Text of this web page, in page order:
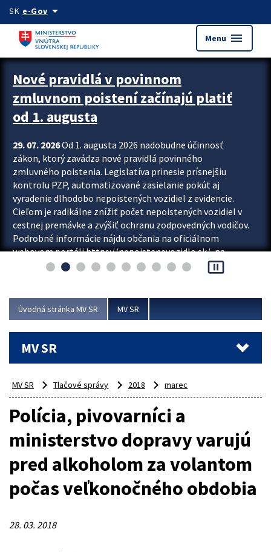
Preskocit na hlavný obsah
SK e-Govarrow_drop_down
Menu menu
Zastavit automatický posun upútavok
Nové pravidlá v povinnom
zmluvnom poistení začínajú platiť
od 1. augusta
29. 07. 2026Od 1. augusta 2026 nadobudne účinnosť
zákon, ktorý zavádza nové pravidlá povinného
zmluvného poistenia. Legislatíva prinesie prísnejšiu
kontrolu PZP, automatizované zasielanie pokút aj
vyradenie dlhodobo nepoistených vozidiel z evidencie.
Cieľom je radikálne znížiť počet nepoistených vozidiel v
cestnej premávke a zvýšiť ochranu zodpovedných vodičov.
Podrobné informácie nájdu občania na oficiálnom
webovom portáli https://nepoistenevozidlo.sk/, na
ktorom od augusta pribudne aj možnosť overiť si...
pause_presentation
Úvodná stránka MV SR MV SR
MV SR
MV SR Tlačové správy 2018 marec
Polícia, pivovarníci a
ministerstvo dopravy varujú
pred alkoholom za volantom
počas veľkonočného obdobia
28. 03. 2018